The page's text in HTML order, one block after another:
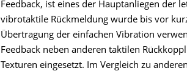
Feedback, ist eines der Hauptanliegen der
vibrotaktile Rückmeldung wurde bis vor
Übertragung der einfachen Vibration
Feedback neben anderen taktilen
Texturen eingesetzt. Im Vergleich zu